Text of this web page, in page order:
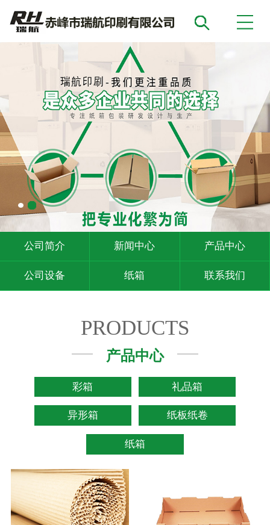
公司简介 新闻中心 产品中心
公司设备 纸箱 联系我们
PRODUCTS
产品中心
彩箱 礼品箱
异形箱 纸板纸卷
纸箱